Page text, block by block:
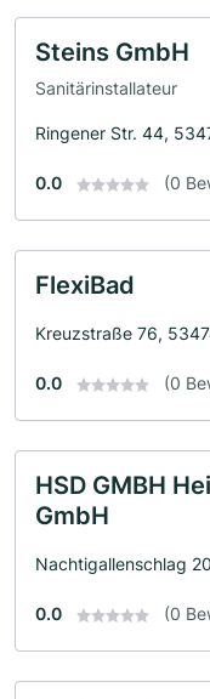
Steins GmbH
Sanitärinstallateur
Ringener Str. 44,
0.0 (0
FlexiBad
Kreuzstraße 76,
0.0 (0
HSD GMBH
GmbH
Nachtigallenschlag
0.0 (0